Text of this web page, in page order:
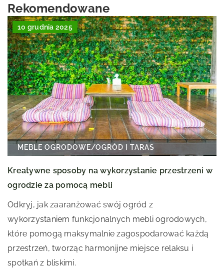
Rekomendowane
10 grudnia 2025
MEBLE OGRODOWE/OGRÓD I TARAS
Kreatywne sposoby na wykorzystanie przestrzeni w
ogrodzie za pomocą mebli
Odkryj, jak zaaranżować swój ogród z
wykorzystaniem funkcjonalnych mebli ogrodowych,
które pomogą maksymalnie zagospodarować każdą
przestrzeń, tworząc harmonijne miejsce relaksu i
spotkań z bliskimi.